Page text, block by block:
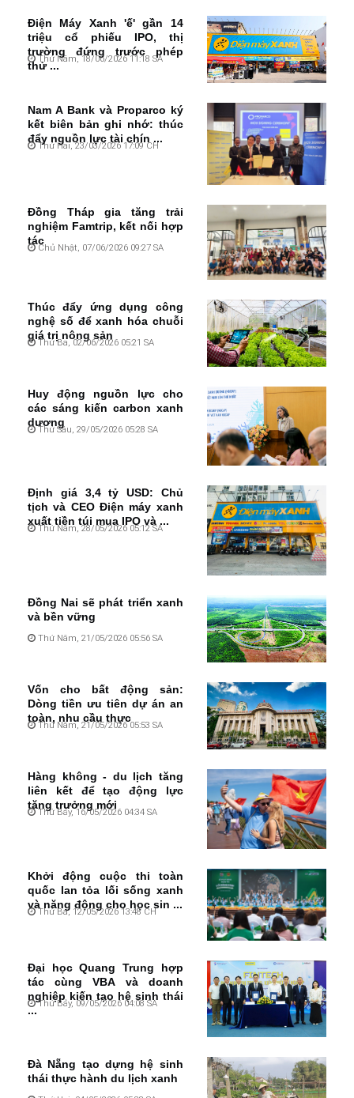
Điện Máy Xanh 'ế' gần 14
triệu cổ phiếu IPO, thị
trường đứng trước phép
thử ...
Thứ Năm, 18/06/2026 11:18 SA
Nam A Bank và Proparco ký
kết biên bản ghi nhớ: thúc
đẩy nguồn lực tài chín ...
Thứ Hai, 23/03/2026 17:09 CH
Đồng Tháp gia tăng trải
nghiệm Famtrip, kết nối hợp
tác
Chủ Nhật, 07/06/2026 09:27 SA
Thúc đẩy ứng dụng công
nghệ số để xanh hóa chuỗi
giá trị nông sản
Thứ Ba, 02/06/2026 05:21 SA
Huy động nguồn lực cho
các sáng kiến carbon xanh
dương
Thứ Sáu, 29/05/2026 05:28 SA
Định giá 3,4 tỷ USD: Chủ
tịch và CEO Điện máy xanh
xuất tiền túi mua IPO và ...
Thứ Năm, 28/05/2026 05:12 SA
Đồng Nai sẽ phát triển xanh
và bền vững
Thứ Năm, 21/05/2026 05:56 SA
Vốn cho bất động sản:
Dòng tiền ưu tiên dự án an
toàn, nhu cầu thực
Thứ Năm, 21/05/2026 05:53 SA
Hàng không - du lịch tăng
liên kết để tạo động lực
tăng trưởng mới
Thứ Bảy, 16/05/2026 04:34 SA
Khởi động cuộc thi toàn
quốc lan tỏa lối sống xanh
và năng động cho học sin ...
Thứ Ba, 12/05/2026 13:48 CH
Đại học Quang Trung hợp
tác cùng VBA và doanh
nghiệp kiến tạo hệ sinh thái
...
Thứ Bảy, 09/05/2026 04:08 SA
Đà Nẵng tạo dựng hệ sinh
thái thực hành du lịch xanh